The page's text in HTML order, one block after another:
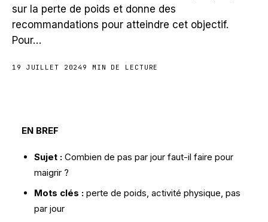
sur la perte de poids et donne des
recommandations pour atteindre cet objectif.
Pour…
19 JUILLET 2024 9 MIN DE LECTURE
EN BREF
Sujet : Combien de pas par jour faut-il faire pour
maigrir ?
Mots clés : perte de poids, activité physique, pas
par jour